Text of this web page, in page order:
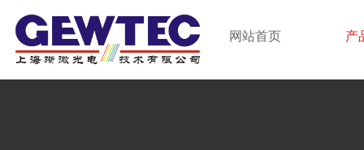
网站首页 产
GEWTEC LTD.
上海晰微光电技术有限公司